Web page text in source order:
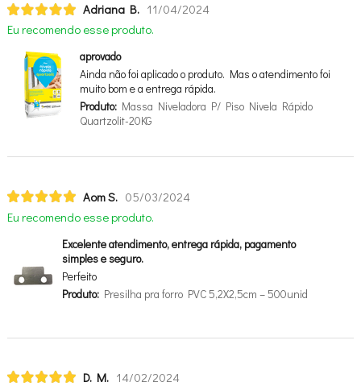
Adriana B. 11/04/2024
Eu recomendo esse produto.
aprovado
Ainda não foi aplicado o produto. Mas o atendimento foi
muito bom e a entrega rápida.
Produto:Massa Niveladora P/ Piso Nivela Rápido
Quartzolit-20KG
Aom S. 05/03/2024
Eu recomendo esse produto.
Excelente atendimento, entrega rápida, pagamento
simples e seguro.
Perfeito
Produto:Presilha pra forro PVC 5,2X2,5cm – 500unid
D. M. 14/02/2024